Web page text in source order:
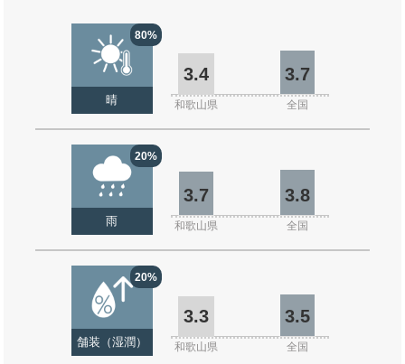
80%
晴
3.4 3.7
和歌山県 全国
20%
雨
3.7 3.8
和歌山県 全国
20%
舗装（湿潤）
3.3 3.5
和歌山県 全国